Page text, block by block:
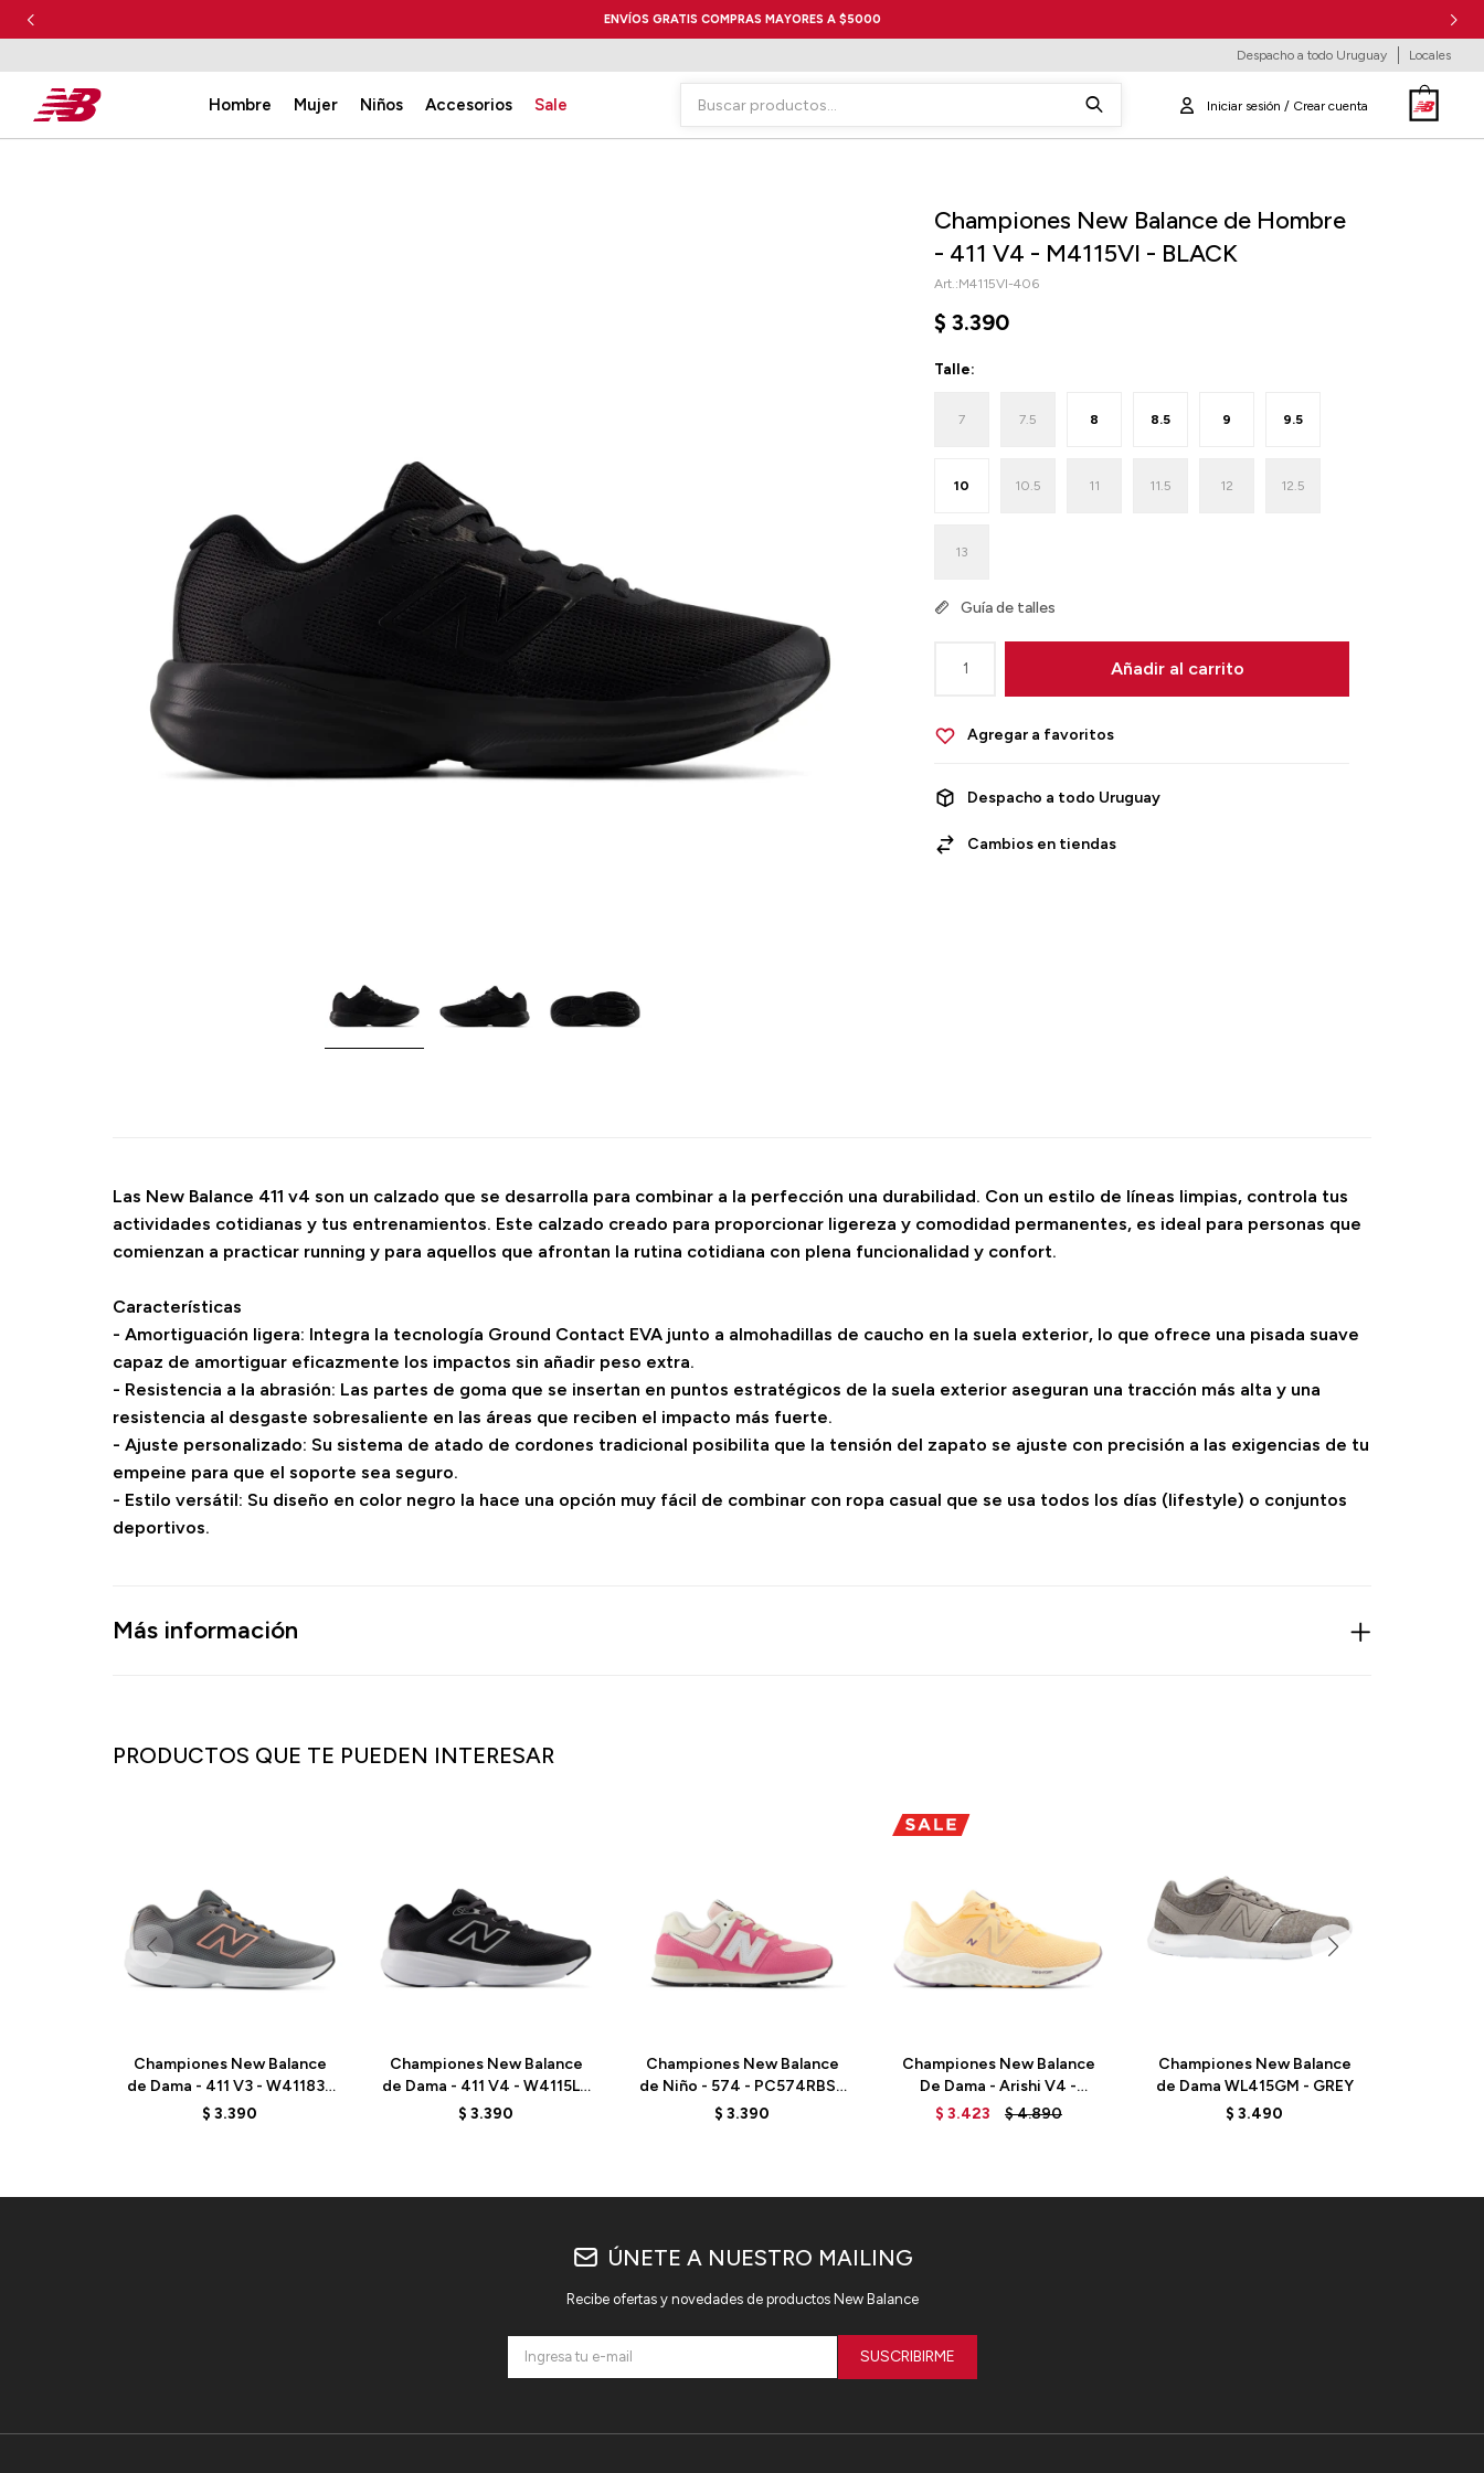
ENVÍOS GRATIS COMPRAS MAYORES A $5000
Hombre Mujer Niños Accesorios Sale
Despacho a todo Uruguay Locales
Championes New Balance de Hombre
- 411 V4 - M4115VI - BLACK
M4115VI-406
$ 3.390
Talle:
7 7.5 8 8.5 9 9.5
10 10.5 11 11.5 12 12.5
13
Guía de talles
1 Añadir al carrito
Despacho a todo Uruguay
Cambios en tiendas
Las New Balance 411 v4 son un calzado que se desarrolla para combinar a la perfección una durabilidad. Con un estilo de líneas limpias, controla tus
actividades cotidianas y tus entrenamientos. Este calzado creado para proporcionar ligereza y comodidad permanentes, es ideal para personas que
comienzan a practicar running y para aquellos que afrontan la rutina cotidiana con plena funcionalidad y confort.
Características
- Amortiguación ligera: Integra la tecnología Ground Contact EVA junto a almohadillas de caucho en la suela exterior, lo que ofrece una pisada suave
capaz de amortiguar eficazmente los impactos sin añadir peso extra.
- Resistencia a la abrasión: Las partes de goma que se insertan en puntos estratégicos de la suela exterior aseguran una tracción más alta y una
resistencia al desgaste sobresaliente en las áreas que reciben el impacto más fuerte.
- Ajuste personalizado: Su sistema de atado de cordones tradicional posibilita que la tensión del zapato se ajuste con precisión a las exigencias de tu
empeine para que el soporte sea seguro.
- Estilo versátil: Su diseño en color negro la hace una opción muy fácil de combinar con ropa casual que se usa todos los días (lifestyle) o conjuntos
deportivos.
Más información
PRODUCTOS QUE TE PUEDEN INTERESAR
Championes New Balance
de Dama - 411 V3 - W411835
- GREY
$ 3.390
Championes New Balance
de Dama - 411 V4 - W4115L8
- BLACK
$ 3.390
Championes New Balance
de Niño - 574 - PC574RBS -
REAL PINK
$ 3.390
Championes New Balance
De Dama - Arishi V4 -
WARISCS4 - SOLAR FLARE
$ 3.423 $4.890
Championes New Balance
de Dama WL415GM - GREY
$ 3.490
ÚNETE A NUESTRO MAILING
Recibe ofertas y novedades de productos New Balance
SUSCRIBIRME